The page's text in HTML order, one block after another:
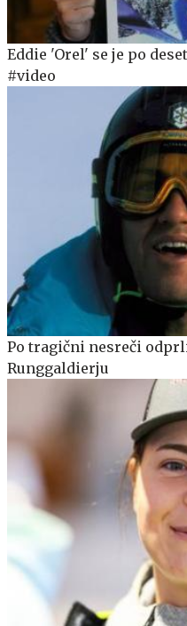
Eddie 'Orel' se je po
#video
Po tragični nesreči
Runggaldierju